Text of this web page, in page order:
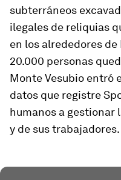
subterráneos
ilegales de reliquias
en los alrededores de
20.000 personas
Monte Vesubio entró
datos que registre
humanos a gestionar
y de sus trabajadores.